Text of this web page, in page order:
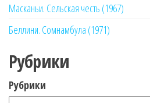
Масканьи. Сельская честь (1967)
Беллини. Сомнамбула (1971)
Рубрики
Рубрики